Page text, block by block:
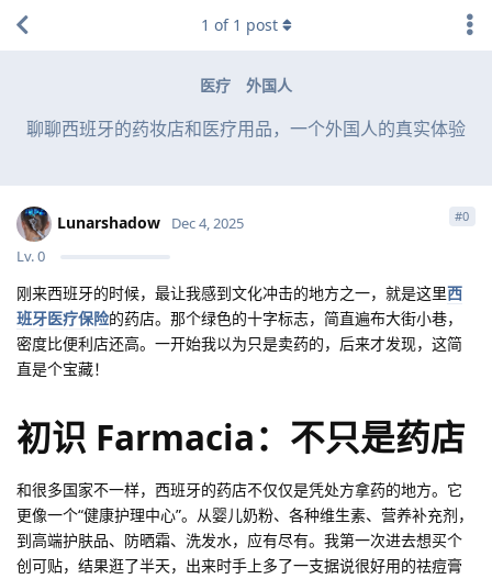
医疗 外国人
聊聊西班牙的药妆店和医疗用品，一个外国人的真实体验
1 of 1 post
Lunarshadow
Lv.0
Dec 4, 2025 #0
刚来西班牙的时候，最让我感到文化冲击的地方之一，就是这里西
班牙医疗保险的药店。那个绿色的十字标志，简直遍布大街小巷，
密度比便利店还高。一开始我以为只是卖药的，后来才发现，这简
直是个宝藏！
初识 Farmacia：不只是药店
和很多国家不一样，西班牙的药店不仅仅是凭处方拿药的地方。它
更像一个“健康护理中心”。从婴儿奶粉、各种维生素、营养补充剂，
到高端护肤品、防晒霜、洗发水，应有尽有。我第一次进去想买个
创可贴，结果逛了半天，出来时手上多了一支据说很好用的祛痘膏